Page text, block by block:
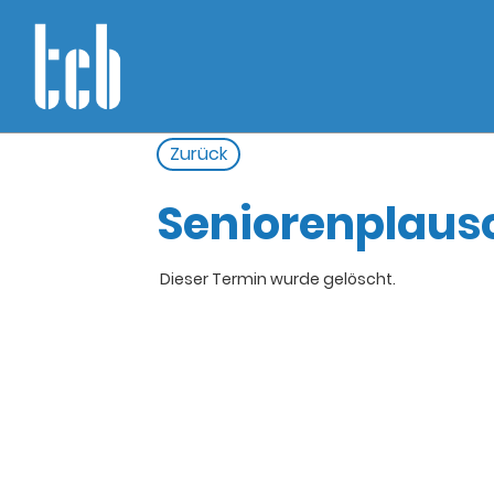
Zurück
Dieser Termin wurde gelöscht.